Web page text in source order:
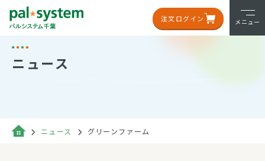
注文ログイン メニュー
ニュース
ニュース グリーンファーム